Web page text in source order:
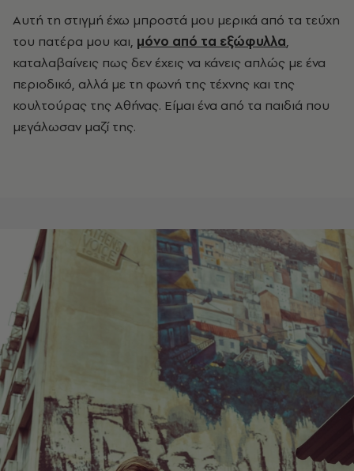
Αυτή τη στιγμή έχω μπροστά μου μερικά από τα τεύχη
του πατέρα μου και, μόνο από τα εξώφυλλα,
καταλαβαίνεις πως δεν έχεις να κάνεις απλώς με ένα
περιοδικό, αλλά με τη φωνή της τέχνης και της
κουλτούρας της Αθήνας. Είμαι ένα από τα παιδιά που
μεγάλωσαν μαζί της.